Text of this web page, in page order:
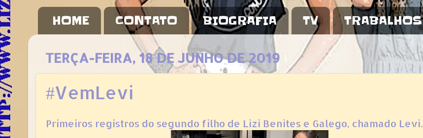
HOME CONTATO BIOGRAFIA TV TRABALHOS
TERÇA-FEIRA, 18 DE JUNHO DE 2019
#VemLevi
Primeiros registros do segundo filho de Lizi Benites e Galego, chamado Levi.